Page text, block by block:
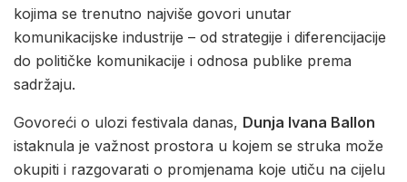
kojima se trenutno najviše govori unutar
komunikacijske industrije – od strategije i diferencijacije
do političke komunikacije i odnosa publike prema
sadržaju.
Govoreći o ulozi festivala danas, Dunja Ivana Ballon
istaknula je važnost prostora u kojem se struka može
okupiti i razgovarati o promjenama koje utiču na cijelu